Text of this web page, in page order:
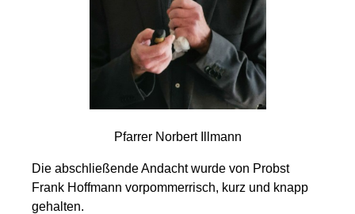
Pfarrer Norbert Illmann
Die abschließende Andacht wurde von Probst
Frank Hoffmann vorpommerrisch, kurz und knapp
gehalten.